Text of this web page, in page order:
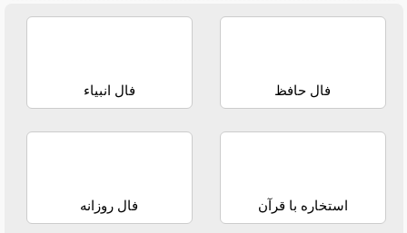
فال حافظ فال انبیاء
استخاره با قرآن فال روزانه